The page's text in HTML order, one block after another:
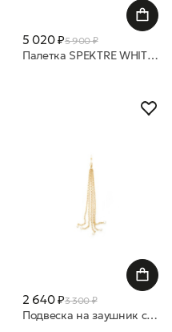
5 020 ₽5 900 ₽
Палетка SPEKTRE WHITE BOX
2 640 ₽3 300 ₽
Подвеска на заушник с жемчужинами